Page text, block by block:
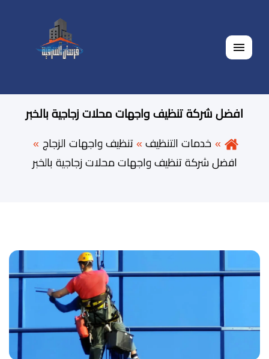
القائمة
افضل شركة تنظيف واجهات محلات زجاجية بالخبر
خدمات التنظيف
تنظيف واجهات الزجاج
افضل شركة تنظيف واجهات محلات زجاجية بالخبر